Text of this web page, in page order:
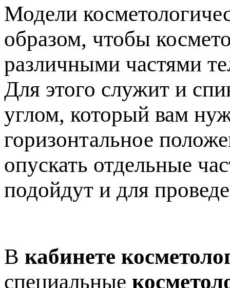
Модели
образом, чтобы
различными частями
Для этого служит и
углом, который вам
горизонтальное
опускать отдельные
подойдут и для
В кабинете
специальные